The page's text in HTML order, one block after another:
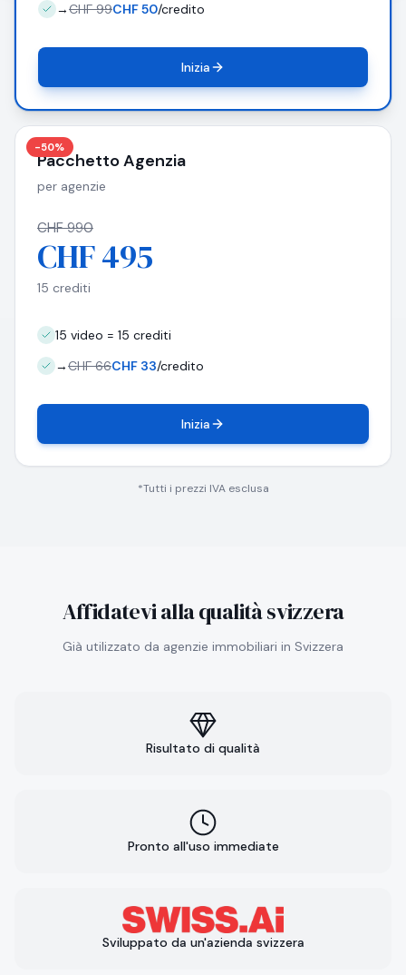
→CHF 99CHF 50/credito
Inizia
-50%
Pacchetto Agenzia
per agenzie
CHF 990
CHF 495
15 crediti
15 video = 15 crediti
→CHF 66CHF 33/credito
Inizia
*Tutti i prezzi IVA esclusa
Affidatevi alla qualità svizzera
Già utilizzato da agenzie immobiliari in Svizzera
Risultato di qualità
Pronto all'uso immediate
Sviluppato da un'azienda svizzera